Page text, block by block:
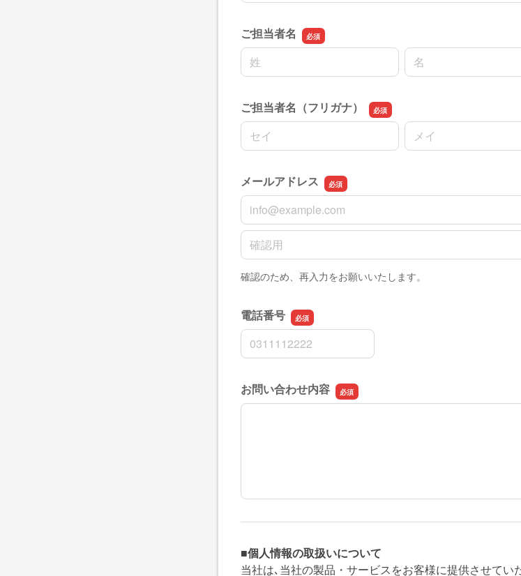
ご担当者名
名前の姓
名前の名
ご担当者名（フリガナ）
名前の姓
名前の名
メールアドレス
メールアドレス
メールアドレスの確認用
確認のため、再入力をお願いいたします。
電話番号
電話番号
お問い合わせ内容
お問い合わせ内容
■個人情報の取扱いについて
当社は､当社の製品・サービスをお客様に提供させて